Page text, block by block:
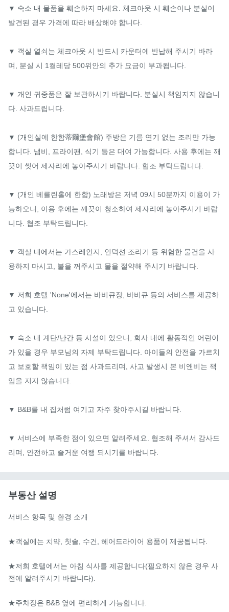
▼ 숙소 내 물품을 훼손하지 마세요. 체크아웃 시 훼손이나 분실이
발견된 경우 가격에 따라 배상해야 합니다.
▼ 객실 열쇠는 체크아웃 시 반드시 카운터에 반납해 주시기 바라
며, 분실 시 1켤레당 500위안의 추가 요금이 부과됩니다.
▼ 개인 귀중품은 잘 보관하시기 바랍니다. 분실시 책임지지 않습니
다. 사과드립니다.
▼ (개인실에 한함蒂爾堡會館) 주방은 기름 연기 없는 조리만 가능
합니다. 냄비, 프라이팬, 식기 등은 대여 가능합니다. 사용 후에는 깨
끗이 씻어 제자리에 놓아주시기 바랍니다. 협조 부탁드립니다.
▼ (개인 베를린홀에 한함) 노래방은 저녁 09시 50분까지 이용이 가
능하오니, 이용 후에는 깨끗이 청소하여 제자리에 놓아주시기 바랍
니다. 협조 부탁드립니다.
▼ 객실 내에서는 가스레인지, 인덕션 조리기 등 위험한 물건을 사
용하지 마시고, 불을 꺼주시고 물을 절약해 주시기 바랍니다.
▼ 저희 호텔 'None'에서는 바비큐장, 바비큐 등의 서비스를 제공하
고 있습니다.
▼ 숙소 내 계단/난간 등 시설이 있으니, 회사 내에 활동적인 어린이
가 있을 경우 부모님의 자제 부탁드립니다. 아이들의 안전을 가르치
고 보호할 책임이 있는 점 사과드리며, 사고 발생시 본 비앤비는 책
임을 지지 않습니다.
▼ B&B를 내 집처럼 여기고 자주 찾아주시길 바랍니다.
▼ 서비스에 부족한 점이 있으면 알려주세요. 협조해 주셔서 감사드
리며, 안전하고 즐거운 여행 되시기를 바랍니다.
부동산 설명
서비스 항목 및 환경 소개
★객실에는 치약, 칫솔, 수건, 헤어드라이어 용품이 제공됩니다.
★저희 호텔에서는 아침 식사를 제공합니다(필요하지 않은 경우 사
전에 알려주시기 바랍니다).
★주차장은 B&B 옆에 편리하게 가능합니다.